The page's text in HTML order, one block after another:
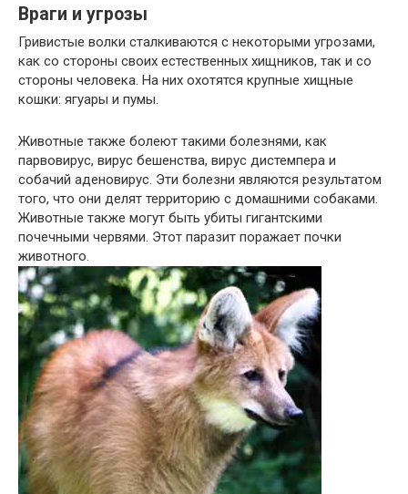
Враги и угрозы
Гривистые волки сталкиваются с некоторыми угрозами,
как со стороны своих естественных хищников, так и со
стороны человека. На них охотятся крупные хищные
кошки: ягуары и пумы.
Животные также болеют такими болезнями, как
парвовирус, вирус бешенства, вирус дистемпера и
собачий аденовирус. Эти болезни являются результатом
того, что они делят территорию с домашними собаками.
Животные также могут быть убиты гигантскими
почечными червями. Этот паразит поражает почки
животного.